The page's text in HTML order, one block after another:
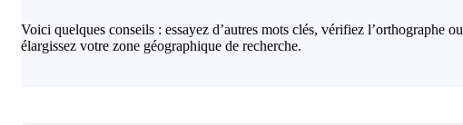
Voici quelques conseils : essayez d’autres mots clés, vérifiez l’orthographe ou
élargissez votre zone géographique de recherche.